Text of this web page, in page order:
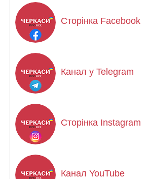
Сторінка Facebook
Канал у Telegram
Сторінка Instagram
Канал YouTube